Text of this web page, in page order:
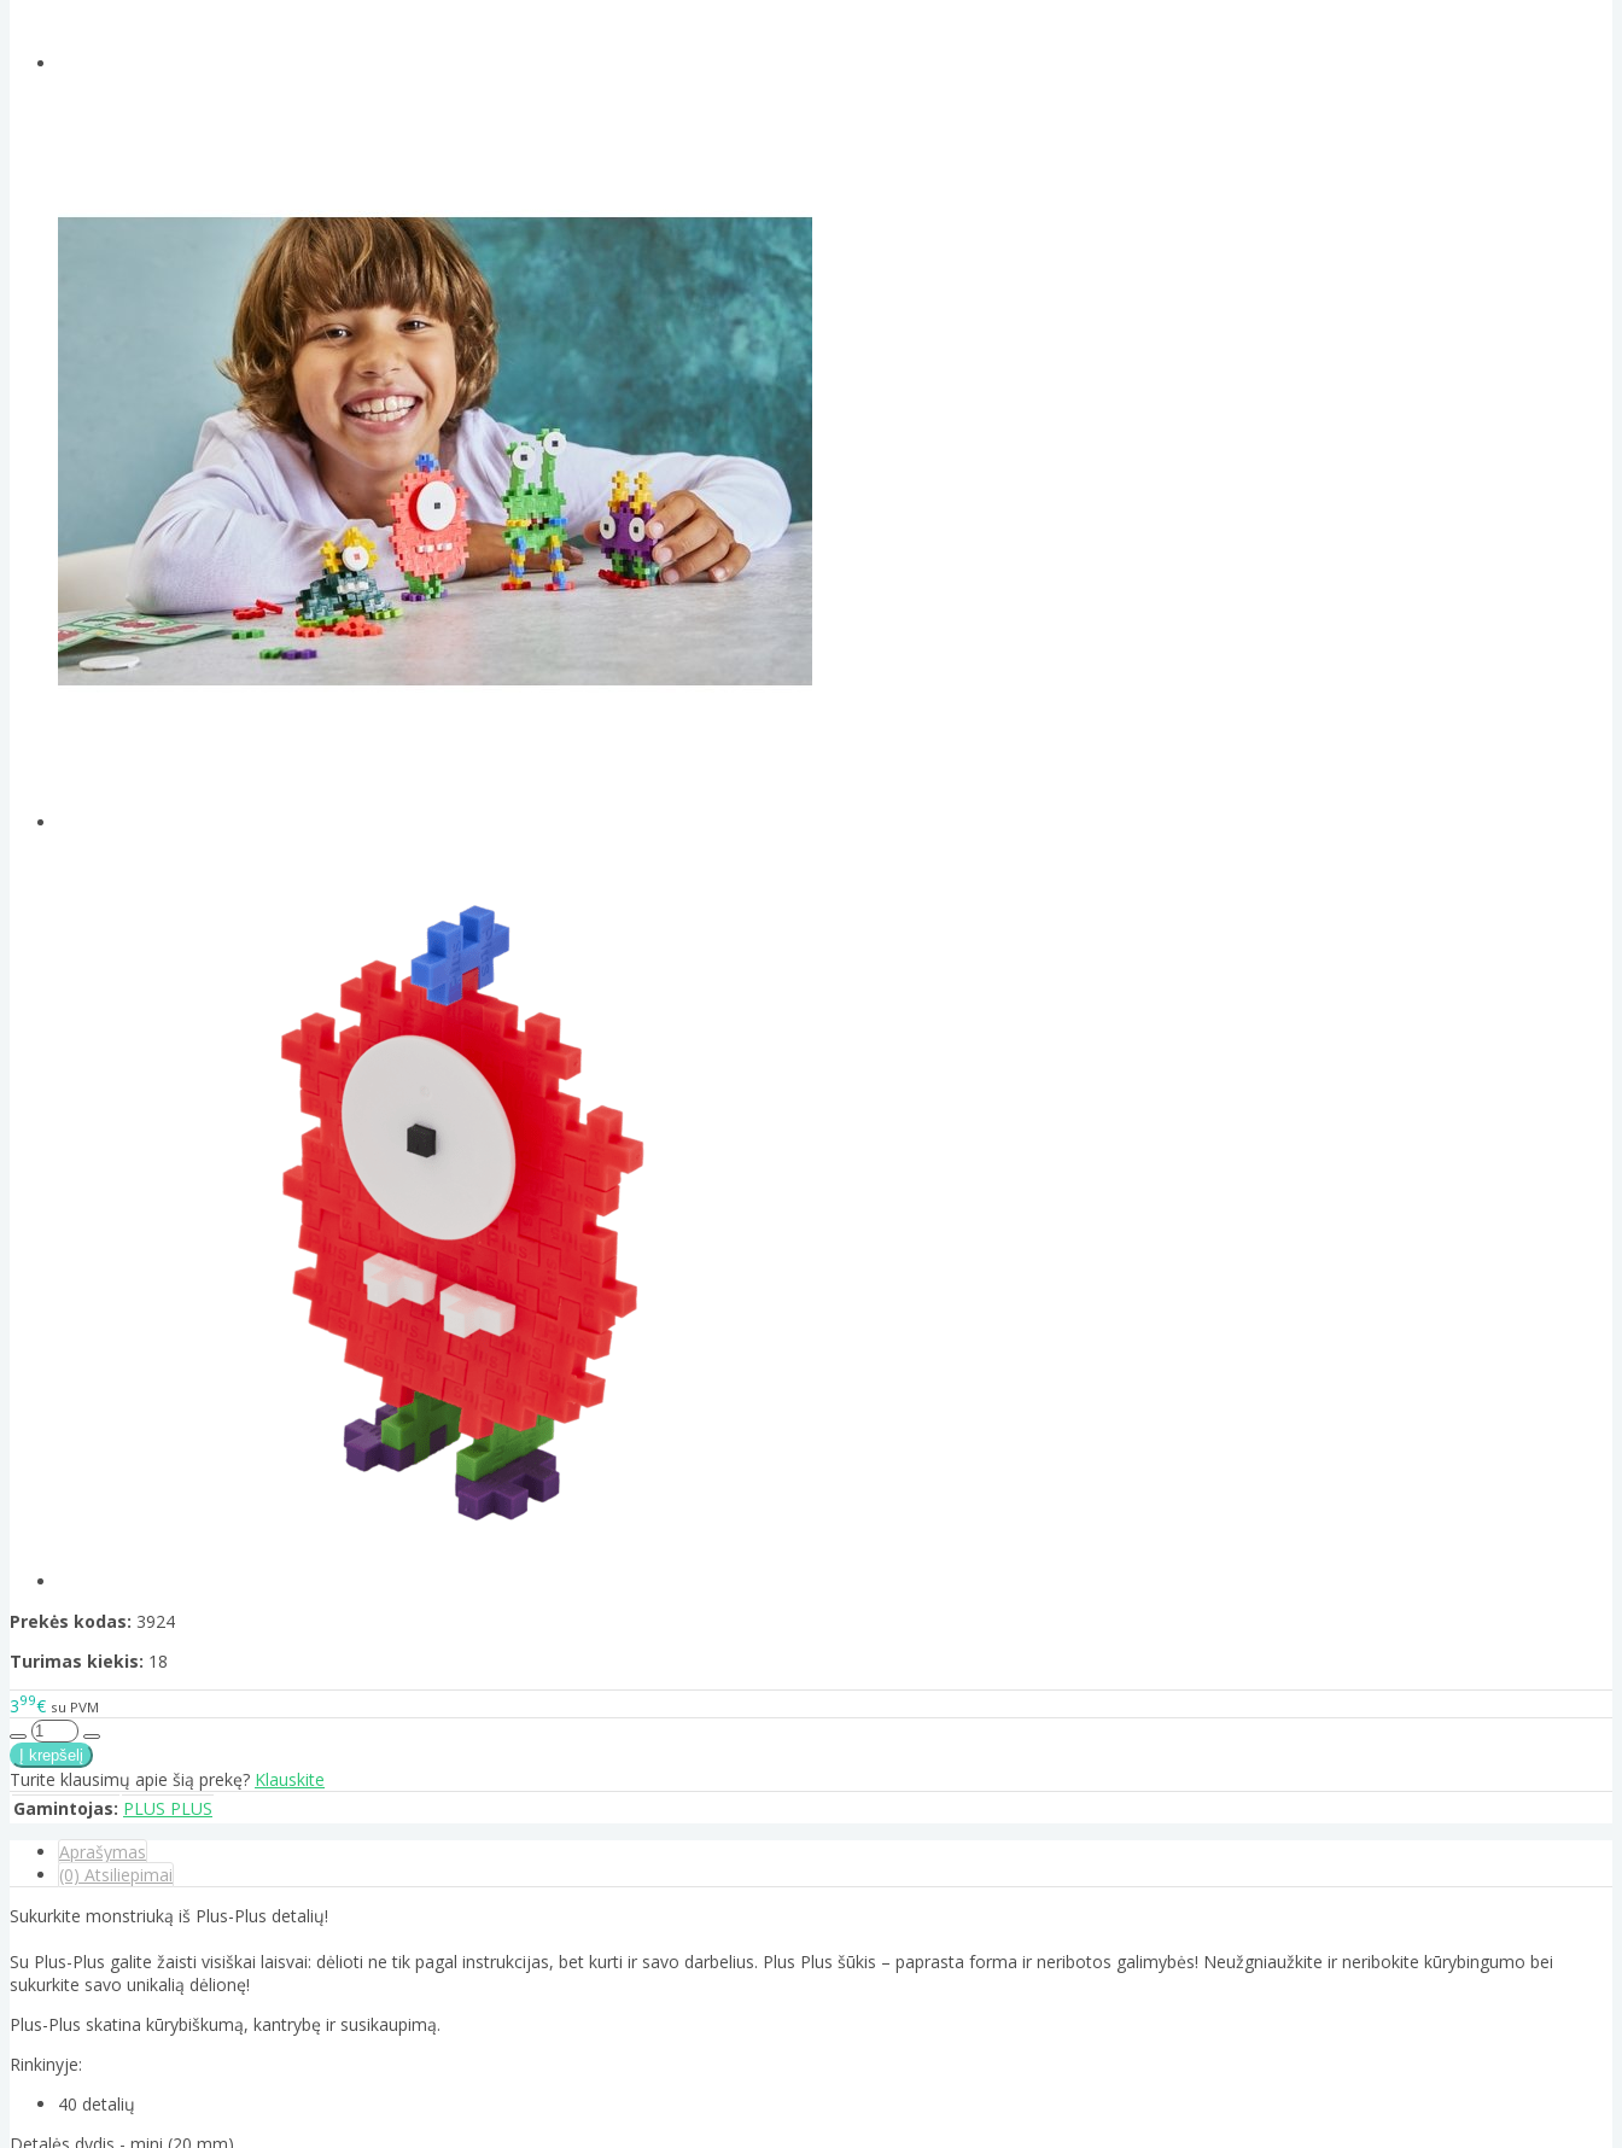
Prekės kodas: 3924
Turimas kiekis: 18
399€ su PVM
Turite klausimų apie šią prekę? Klauskite
Gamintojas: PLUS PLUS
Aprašymas
(0) Atsiliepimai
Sukurkite monstriuką iš Plus-Plus detalių!
Su Plus-Plus galite žaisti visiškai laisvai: dėlioti ne tik pagal instrukcijas, bet kurti ir savo darbelius. Plus Plus šūkis – paprasta forma ir neribotos galimybės! Neužgniaužkite ir neribokite kūrybingumo bei
sukurkite savo unikalią dėlionę!
Plus-Plus skatina kūrybiškumą, kantrybę ir susikaupimą.
Rinkinyje:
40 detalių